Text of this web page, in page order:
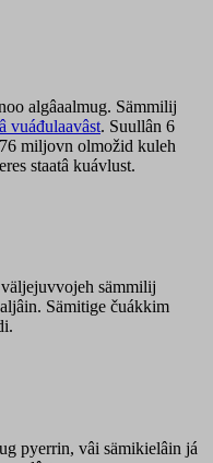
algâaalmug. Sämmilij
vuáđulaavâst. Suullân 6
miljovn olmožid kuleh
staatâ kuávlust.
sämmilij
Sämitige čuákkim
pyerrin, vâi sämikielâin já